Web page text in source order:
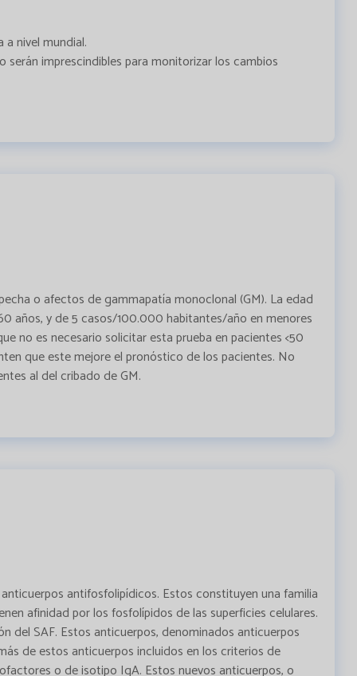
nivel mundial.
imprescindibles para monitorizar los cambios
o afectos de gammapatía monoclonal (GM). La edad
años, y de 5 casos/100.000 habitantes/año en menores
no es necesario solicitar esta prueba en pacientes <50
que este mejore el pronóstico de los pacientes. No
al del cribado de GM.
antifosfolipídicos. Estos constituyen una familia
afinidad por los fosfolípidos de las superficies celulares.
del SAF. Estos anticuerpos, denominados anticuerpos
de estos anticuerpos incluidos en los criterios de
o de isotipo IgA. Estos nuevos anticuerpos, o